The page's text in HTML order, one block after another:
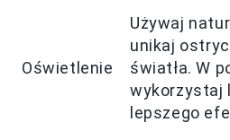
Oświetlenie
Używaj
unikaj
światła. W
wykorzystaj
lepszego